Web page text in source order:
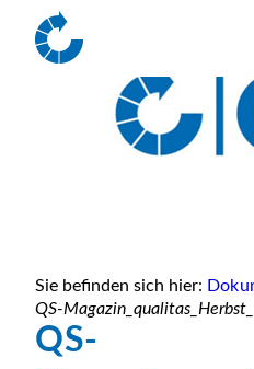
Sie befinden sich hier:
QS-
QS-